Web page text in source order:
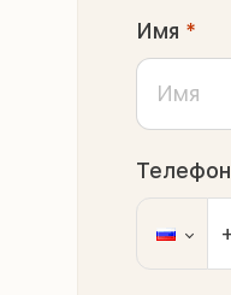
Имя *
Телефон